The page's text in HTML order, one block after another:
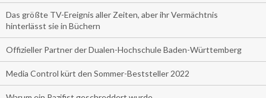
Das größte TV-Ereignis aller Zeiten, aber ihr Vermächtnis
hinterlässt sie in Büchern
Offizieller Partner der Dualen-Hochschule Baden-Württemberg
Media Control kürt den Sommer-Beststeller 2022